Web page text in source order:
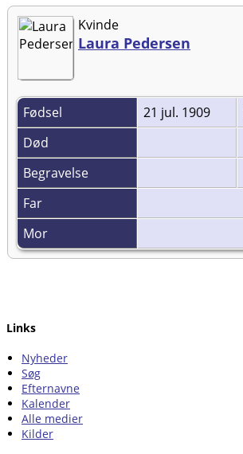
Kvinde
Laura Pedersen
Fødsel 21 jul. 1909
Død
Begravelse
Far
Mor
Links
Nyheder
Søg
Efternavne
Kalender
Alle medier
Kilder